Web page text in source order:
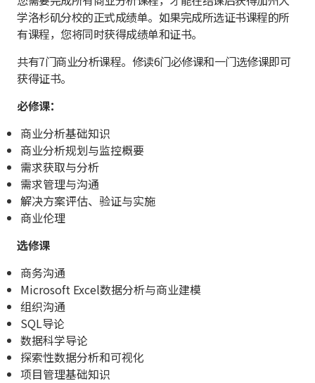
学洛杉矶分校的正式成绩单。如果完成所选证书课程的所
有课程，您将同时获得成绩单和证书。
共有7门商业分析课程。修读6门必修课和一门选修课即可
获得证书。
必修课：
商业分析基础知识
商业分析规划与监控概要
需求获取与分析
需求管理与沟通
解决方案评估、验证与实施
商业伦理
选修课
商务沟通
Microsoft Excel数据分析与商业建模
组织沟通
SQL导论
数据科学导论
探索性数据分析和可视化
项目管理基础知识